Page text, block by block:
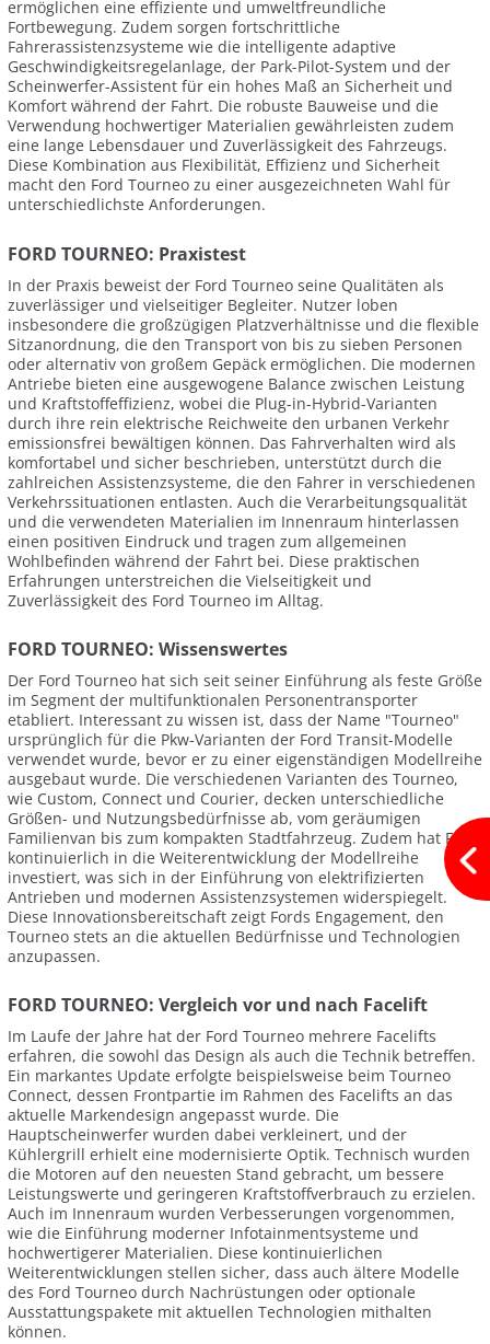
ermöglichen eine effiziente und umweltfreundliche
Fortbewegung. Zudem sorgen fortschrittliche
Fahrerassistenzsysteme wie die intelligente adaptive
Geschwindigkeitsregelanlage, der Park-Pilot-System und der
Scheinwerfer-Assistent für ein hohes Maß an Sicherheit und
Komfort während der Fahrt. Die robuste Bauweise und die
Verwendung hochwertiger Materialien gewährleisten zudem
eine lange Lebensdauer und Zuverlässigkeit des Fahrzeugs.
Diese Kombination aus Flexibilität, Effizienz und Sicherheit
macht den Ford Tourneo zu einer ausgezeichneten Wahl für
unterschiedlichste Anforderungen.
FORD TOURNEO: Praxistest
In der Praxis beweist der Ford Tourneo seine Qualitäten als
zuverlässiger und vielseitiger Begleiter. Nutzer loben
insbesondere die großzügigen Platzverhältnisse und die flexible
Sitzanordnung, die den Transport von bis zu sieben Personen
oder alternativ von großem Gepäck ermöglichen. Die modernen
Antriebe bieten eine ausgewogene Balance zwischen Leistung
und Kraftstoffeffizienz, wobei die Plug-in-Hybrid-Varianten
durch ihre rein elektrische Reichweite den urbanen Verkehr
emissionsfrei bewältigen können. Das Fahrverhalten wird als
komfortabel und sicher beschrieben, unterstützt durch die
zahlreichen Assistenzsysteme, die den Fahrer in verschiedenen
Verkehrssituationen entlasten. Auch die Verarbeitungsqualität
und die verwendeten Materialien im Innenraum hinterlassen
einen positiven Eindruck und tragen zum allgemeinen
Wohlbefinden während der Fahrt bei. Diese praktischen
Erfahrungen unterstreichen die Vielseitigkeit und
Zuverlässigkeit des Ford Tourneo im Alltag.
FORD TOURNEO: Wissenswertes
Der Ford Tourneo hat sich seit seiner Einführung als feste Größe
im Segment der multifunktionalen Personentransporter
etabliert. Interessant zu wissen ist, dass der Name "Tourneo"
ursprünglich für die Pkw-Varianten der Ford Transit-Modelle
verwendet wurde, bevor er zu einer eigenständigen Modellreihe
ausgebaut wurde. Die verschiedenen Varianten des Tourneo,
wie Custom, Connect und Courier, decken unterschiedliche
Größen- und Nutzungsbedürfnisse ab, vom geräumigen
Familienvan bis zum kompakten Stadtfahrzeug. Zudem hat Ford
kontinuierlich in die Weiterentwicklung der Modellreihe
investiert, was sich in der Einführung von elektrifizierten
Antrieben und modernen Assistenzsystemen widerspiegelt.
Diese Innovationsbereitschaft zeigt Fords Engagement, den
Tourneo stets an die aktuellen Bedürfnisse und Technologien
anzupassen.
FORD TOURNEO: Vergleich vor und nach Facelift
Im Laufe der Jahre hat der Ford Tourneo mehrere Facelifts
erfahren, die sowohl das Design als auch die Technik betreffen.
Ein markantes Update erfolgte beispielsweise beim Tourneo
Connect, dessen Frontpartie im Rahmen des Facelifts an das
aktuelle Markendesign angepasst wurde. Die
Hauptscheinwerfer wurden dabei verkleinert, und der
Kühlergrill erhielt eine modernisierte Optik. Technisch wurden
die Motoren auf den neuesten Stand gebracht, um bessere
Leistungswerte und geringeren Kraftstoffverbrauch zu erzielen.
Auch im Innenraum wurden Verbesserungen vorgenommen,
wie die Einführung moderner Infotainmentsysteme und
hochwertigerer Materialien. Diese kontinuierlichen
Weiterentwicklungen stellen sicher, dass auch ältere Modelle
des Ford Tourneo durch Nachrüstungen oder optionale
Ausstattungspakete mit aktuellen Technologien mithalten
können.